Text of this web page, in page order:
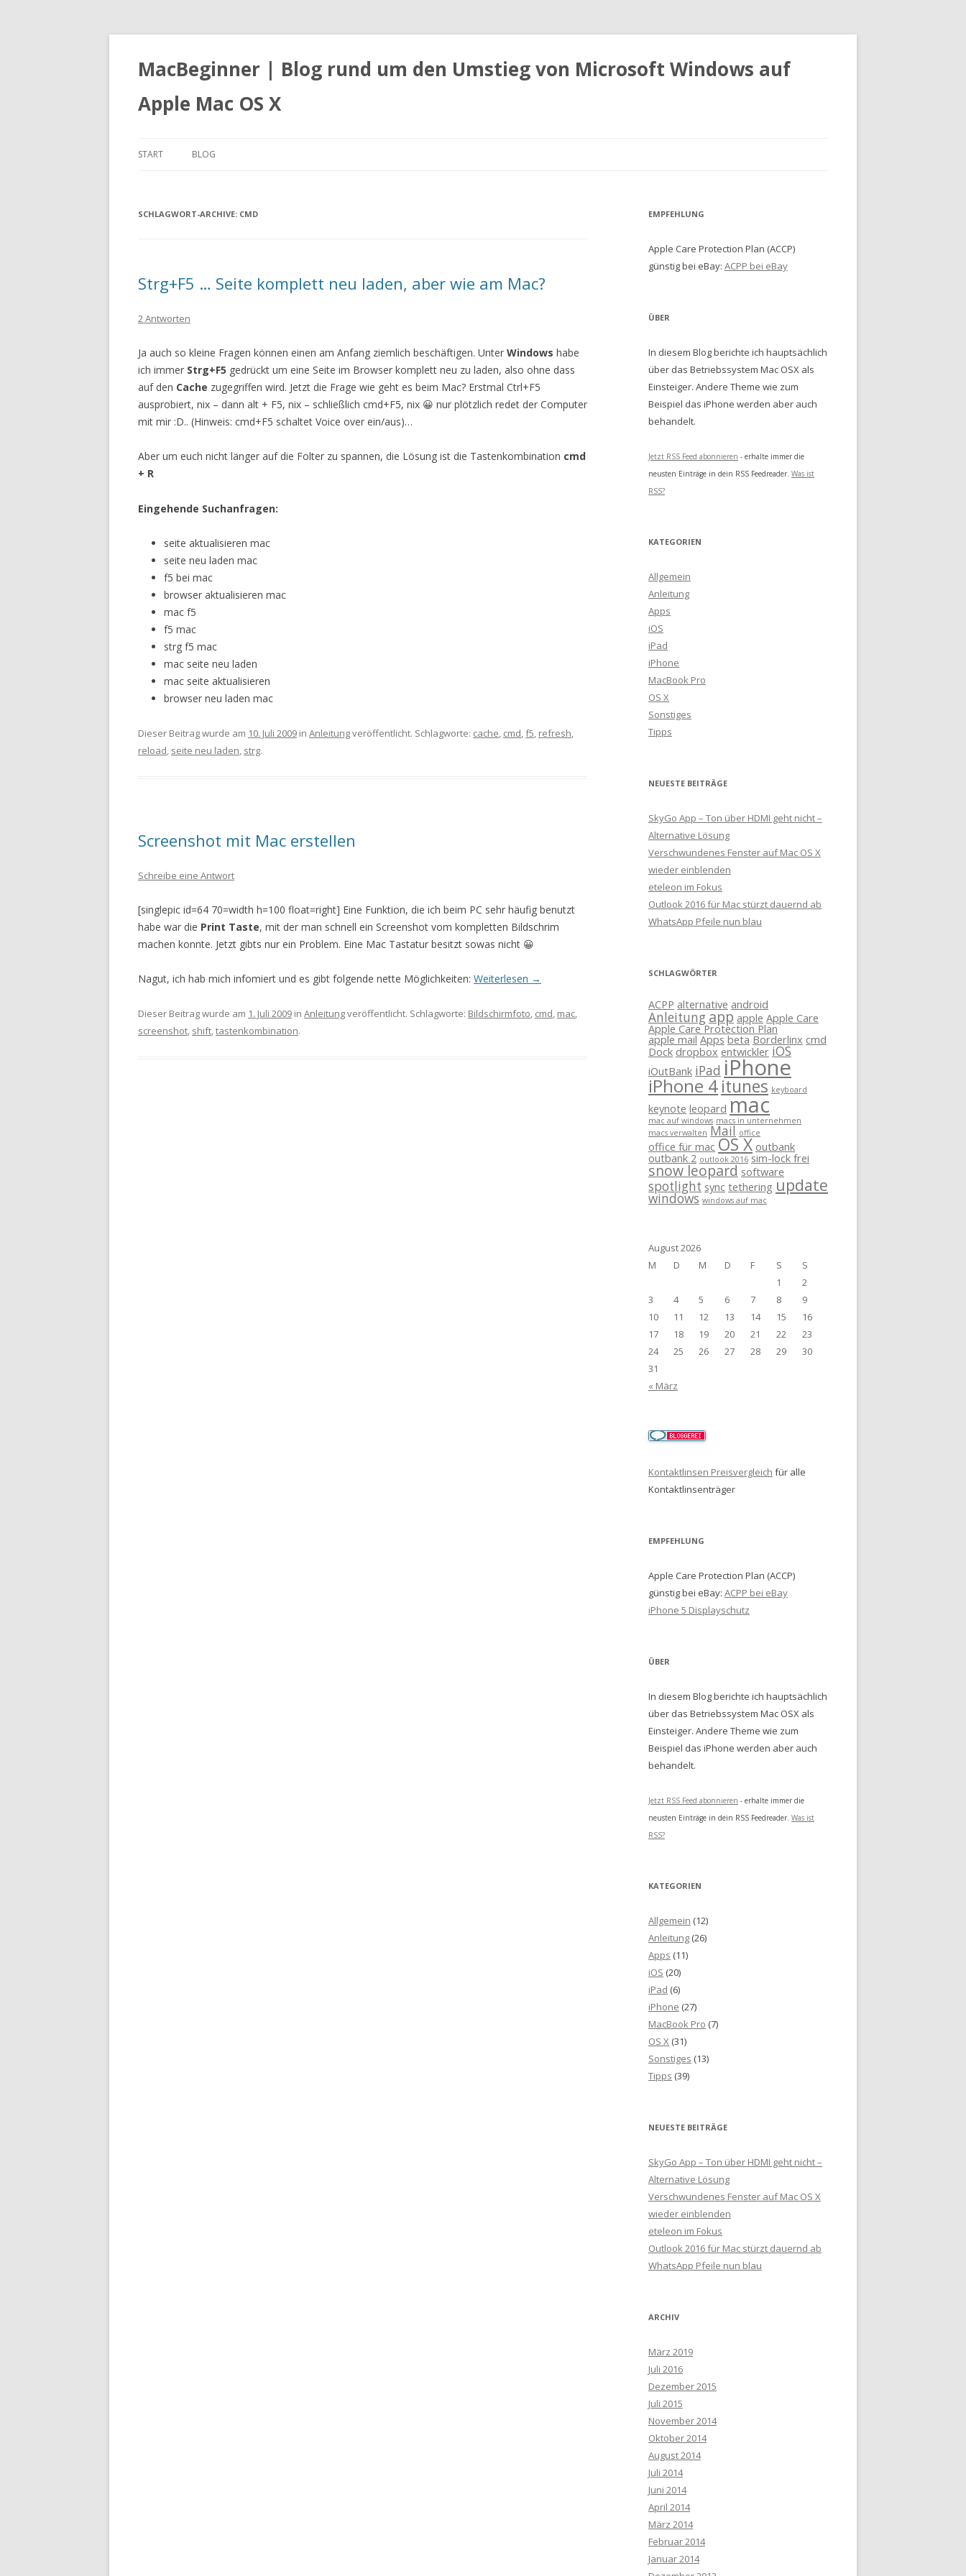
MacBeginner | Blog rund um den Umstieg von Microsoft Windows auf
Apple Mac OS X
START BLOG
SCHLAGWORT-ARCHIVE: CMD
Strg+F5 … Seite komplett neu laden, aber wie am Mac?
2 Antworten
Ja auch so kleine Fragen können einen am Anfang ziemlich beschäftigen. Unter Windows habe
ich immer Strg+F5 gedrückt um eine Seite im Browser komplett neu zu laden, also ohne dass
auf den Cache zugegriffen wird. Jetzt die Frage wie geht es beim Mac? Erstmal Ctrl+F5
ausprobiert, nix – dann alt + F5, nix – schließlich cmd+F5, nix 😀 nur plötzlich redet der Computer
mit mir :D.. (Hinweis: cmd+F5 schaltet Voice over ein/aus)…
Aber um euch nicht länger auf die Folter zu spannen, die Lösung ist die Tastenkombination cmd
+ R
Eingehende Suchanfragen:
seite aktualisieren mac
seite neu laden mac
f5 bei mac
browser aktualisieren mac
mac f5
f5 mac
strg f5 mac
mac seite neu laden
mac seite aktualisieren
browser neu laden mac
Dieser Beitrag wurde am 10. Juli 2009 in Anleitungveröffentlicht. Schlagworte: cache, cmd,f5, refresh,
reload, seite neu laden, strg.
Screenshot mit Mac erstellen
Schreibe eine Antwort
[singlepic id=64 70=width h=100 float=right] Eine Funktion, die ich beim PC sehr häufig benutzt
habe war die Print Taste, mit der man schnell ein Screenshot vom kompletten Bildschrim
machen konnte. Jetzt gibts nur ein Problem. Eine Mac Tastatur besitzt sowas nicht 😀
Nagut, ich hab mich infomiert und es gibt folgende nette Möglichkeiten: Weiterlesen →
Dieser Beitrag wurde am 1. Juli 2009 in Anleitungveröffentlicht. Schlagworte: Bildschirmfoto, cmd, mac,
screenshot, shift,tastenkombination.
EMPFEHLUNG
Apple Care Protection Plan (ACCP)
günstig bei eBay: ACPP bei eBay
ÜBER
In diesem Blog berichte ich hauptsächlich
über das Betriebssystem Mac OSX als
Einsteiger. Andere Theme wie zum
Beispiel das iPhone werden aber auch
behandelt.
Jetzt RSS Feed abonnieren - erhalte immer die
neusten Einträge in dein RSS Feedreader. Was ist
RSS?
KATEGORIEN
Allgemein
Anleitung
Apps
iOS
iPad
iPhone
MacBook Pro
OS X
Sonstiges
Tipps
NEUESTE BEITRÄGE
SkyGo App – Ton über HDMI geht nicht –
Alternative Lösung
Verschwundenes Fenster auf Mac OS X
wieder einblenden
eteleon im Fokus
Outlook 2016 für Mac stürzt dauernd ab
WhatsApp Pfeile nun blau
SCHLAGWÖRTER
ACPP alternative android
Anleitung app apple Apple Care
Apple Care Protection Plan
apple mail Apps beta Borderlinx cmd
Dock dropbox entwickler iOS
iOutBank iPad iPhone
iPhone 4itunes keyboard
keynote leopard mac
mac auf windows macs in unternehmen
macs verwalten Mail office
office für mac OS X outbank
outbank 2 outlook 2016 sim-lock frei
snow leopard software
spotlight sync tethering update
windows windows auf mac
August 2026
M
D M D F S
S
1
2
3
4 5 6 7 8
9
10
11 12 13 14 15
16
17
18 19 20 21 22
23
24
25 26 27 28 29
30
31
« März
Kontaktlinsen Preisvergleich für alle
Kontaktlinsenträger
EMPFEHLUNG
Apple Care Protection Plan (ACCP)
günstig bei eBay: ACPP bei eBay
iPhone 5 Displayschutz
ÜBER
In diesem Blog berichte ich hauptsächlich
über das Betriebssystem Mac OSX als
Einsteiger. Andere Theme wie zum
Beispiel das iPhone werden aber auch
behandelt.
Jetzt RSS Feed abonnieren - erhalte immer die
neusten Einträge in dein RSS Feedreader. Was ist
RSS?
KATEGORIEN
Allgemein (12)
Anleitung (26)
Apps (11)
iOS (20)
iPad (6)
iPhone (27)
MacBook Pro (7)
OS X (31)
Sonstiges (13)
Tipps (39)
NEUESTE BEITRÄGE
SkyGo App – Ton über HDMI geht nicht –
Alternative Lösung
Verschwundenes Fenster auf Mac OS X
wieder einblenden
eteleon im Fokus
Outlook 2016 für Mac stürzt dauernd ab
WhatsApp Pfeile nun blau
ARCHIV
März 2019
Juli 2016
Dezember 2015
Juli 2015
November 2014
Oktober 2014
August 2014
Juli 2014
Juni 2014
April 2014
März 2014
Februar 2014
Januar 2014